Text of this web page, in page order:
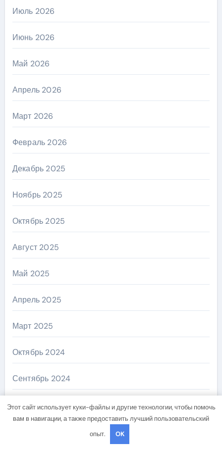
Июль 2026
Июнь 2026
Май 2026
Апрель 2026
Март 2026
Февраль 2026
Декабрь 2025
Ноябрь 2025
Октябрь 2025
Август 2025
Май 2025
Апрель 2025
Март 2025
Октябрь 2024
Сентябрь 2024
Август 2024
Этот сайт использует куки-файлы и другие технологии, чтобы помочь
вам в навигации, а также предоставить лучший пользовательский
опыт.
OK